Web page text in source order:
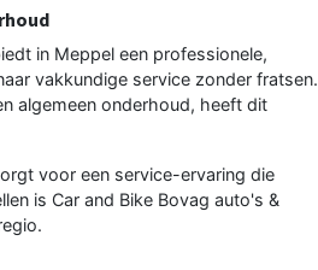
in Meppel een professionele,
vakkundige service zonder fratsen.
algemeen onderhoud, heeft dit
voor een service-ervaring die
is Car and Bike Bovag auto's &